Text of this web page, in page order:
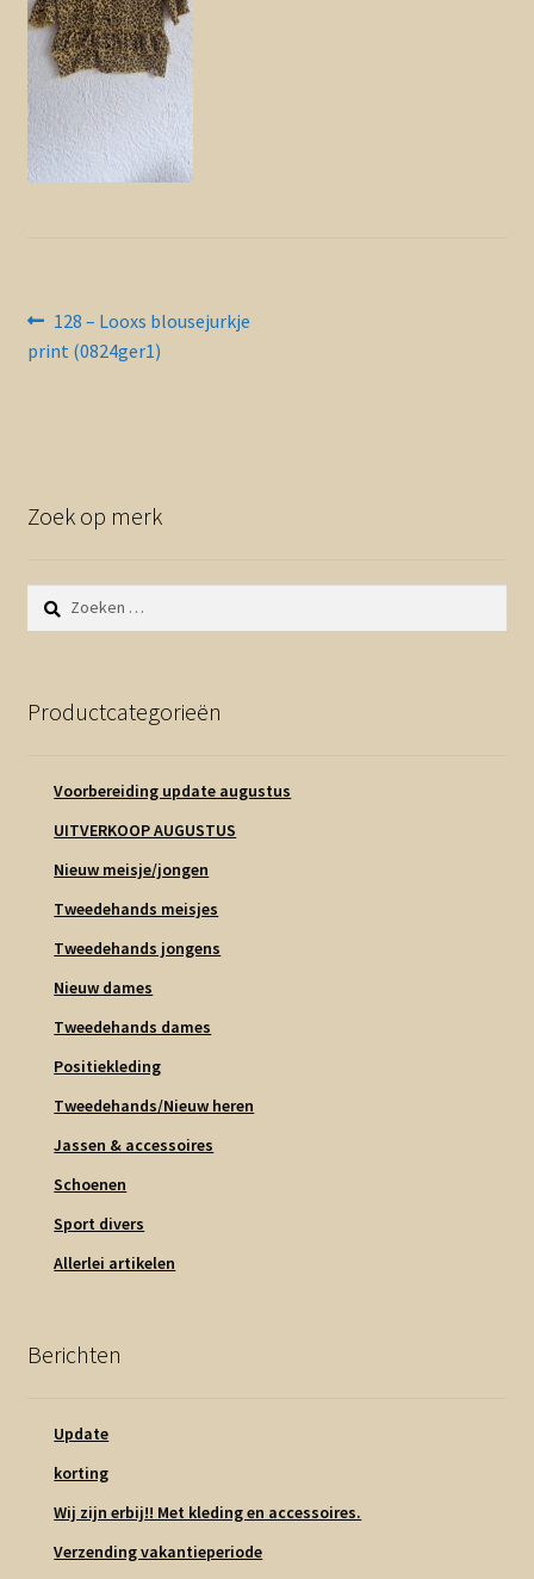
Contact en nieuwsbrief
Bericht
navigatie
Vorig
bericht:
128 – Looxs blousejurkje
print (0824ger1)
Zoek op merk
Zoeken
naar:
Productcategorieën
Voorbereiding update augustus
UITVERKOOP AUGUSTUS
Nieuw meisje/jongen
Tweedehands meisjes
Tweedehands jongens
Nieuw dames
Tweedehands dames
Positiekleding
Tweedehands/Nieuw heren
Jassen & accessoires
Schoenen
Sport divers
Allerlei artikelen
Berichten
Update
korting
Wij zijn erbij!! Met kleding en accessoires.
Verzending vakantieperiode